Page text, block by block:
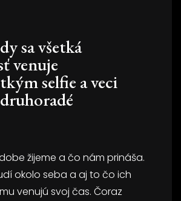
sa všetká
venuje
selfie a veci
žijeme a čo nám prináša.
okolo seba a aj to čo ich
venujú svoj čas. Čoraz